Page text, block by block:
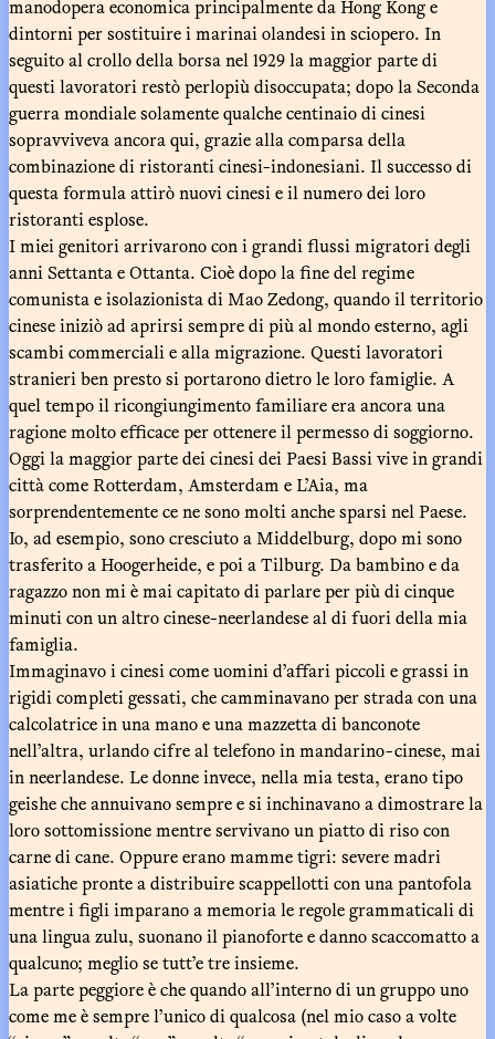
manodopera economica principalmente da Hong Kong e
dintorni per sostituire i marinai olandesi in sciopero. In
seguito al crollo della borsa nel 1929 la maggior parte di
questi lavoratori restò perlopiù disoccupata; dopo la Seconda
guerra mondiale solamente qualche centinaio di cinesi
sopravviveva ancora qui, grazie alla comparsa della
combinazione di ristoranti cinesi-indonesiani. Il successo di
questa formula attirò nuovi cinesi e il numero dei loro
ristoranti esplose.
I miei genitori arrivarono con i grandi flussi migratori degli
anni Settanta e Ottanta. Cioè dopo la fine del regime
comunista e isolazionista di Mao Zedong, quando il territorio
cinese iniziò ad aprirsi sempre di più al mondo esterno, agli
scambi commerciali e alla migrazione. Questi lavoratori
stranieri ben presto si portarono dietro le loro famiglie. A
quel tempo il ricongiungimento familiare era ancora una
ragione molto efficace per ottenere il permesso di soggiorno.
Oggi la maggior parte dei cinesi dei Paesi Bassi vive in grandi
città come Rotterdam, Amsterdam e L’Aia, ma
sorprendentemente ce ne sono molti anche sparsi nel Paese.
Io, ad esempio, sono cresciuto a Middelburg, dopo mi sono
trasferito a Hoogerheide, e poi a Tilburg. Da bambino e da
ragazzo non mi è mai capitato di parlare per più di cinque
minuti con un altro cinese-neerlandese al di fuori della mia
famiglia.
Immaginavo i cinesi come uomini d’affari piccoli e grassi in
rigidi completi gessati, che camminavano per strada con una
calcolatrice in una mano e una mazzetta di banconote
nell’altra, urlando cifre al telefono in mandarino-cinese, mai
in neerlandese. Le donne invece, nella mia testa, erano tipo
geishe che annuivano sempre e si inchinavano a dimostrare la
loro sottomissione mentre servivano un piatto di riso con
carne di cane. Oppure erano mamme tigri: severe madri
asiatiche pronte a distribuire scappellotti con una pantofola
mentre i figli imparano a memoria le regole grammaticali di
una lingua zulu, suonano il pianoforte e danno scaccomatto a
qualcuno; meglio se tutt’e tre insieme.
La parte peggiore è che quando all’interno di un gruppo uno
come me è sempre l’unico di qualcosa (nel mio caso a volte